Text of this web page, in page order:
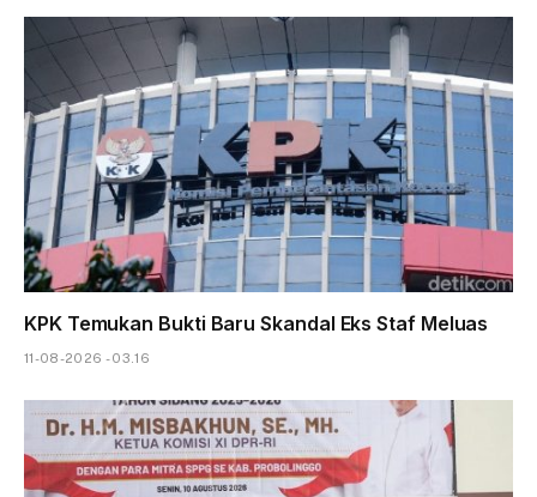
KPK Temukan Bukti Baru Skandal Eks Staf Meluas
11-08-2026 - 03.16